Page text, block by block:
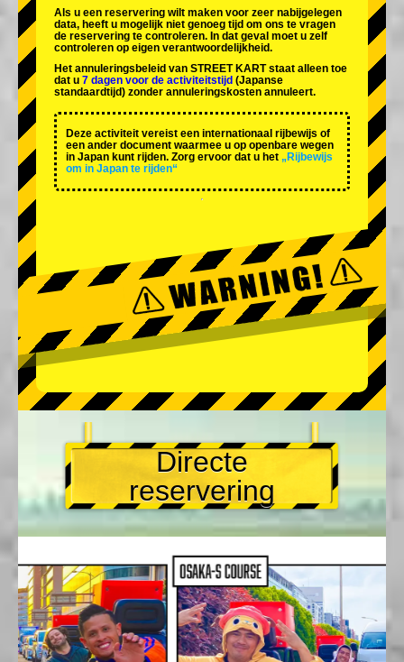
Als u een reservering wilt maken voor zeer nabijgelegen
data, heeft u mogelijk niet genoeg tijd om ons te vragen
de reservering te controleren. In dat geval moet u zelf
controleren op eigen verantwoordelijkheid.
Het annuleringsbeleid van STREET KART staat alleen toe
dat u 7 dagen voor de activiteitstijd (Japanse
standaardtijd) zonder annuleringskosten annuleert.
Deze activiteit vereist een internationaal rijbewijs of
een ander document waarmee u op openbare wegen
in Japan kunt rijden. Zorg ervoor dat u het „Rijbewijs
om in Japan te rijden“
Directe
reservering